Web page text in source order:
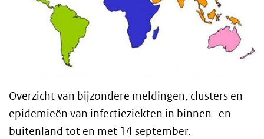
Overzicht van bijzondere meldingen, clusters en
epidemieën van infectieziekten in binnen- en
buitenland tot en met 14 september.